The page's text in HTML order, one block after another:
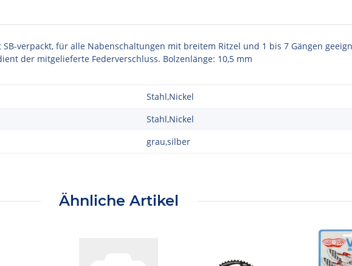
verpackt, für alle Nabenschaltungen mit breitem Ritzel und 1 bis 7 Gängen
der mitgelieferte Federverschluss. Bolzenlänge: 10,5 mm
Stahl,Nickel
Stahl,Nickel
grau,silber
Ähnliche Artikel